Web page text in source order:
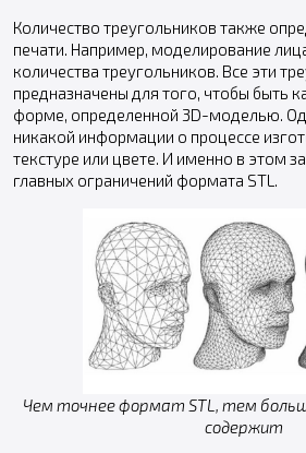
Количество треугольников также
печати. Например, моделирование
количества треугольников. Все эти
предназначены для того, чтобы быть
форме, определенной 3D-моделью.
никакой информации о процессе
текстуре или цвете. И именно в этом
главных ограничений формата STL.
Чем точнее формат STL, тем
содержит